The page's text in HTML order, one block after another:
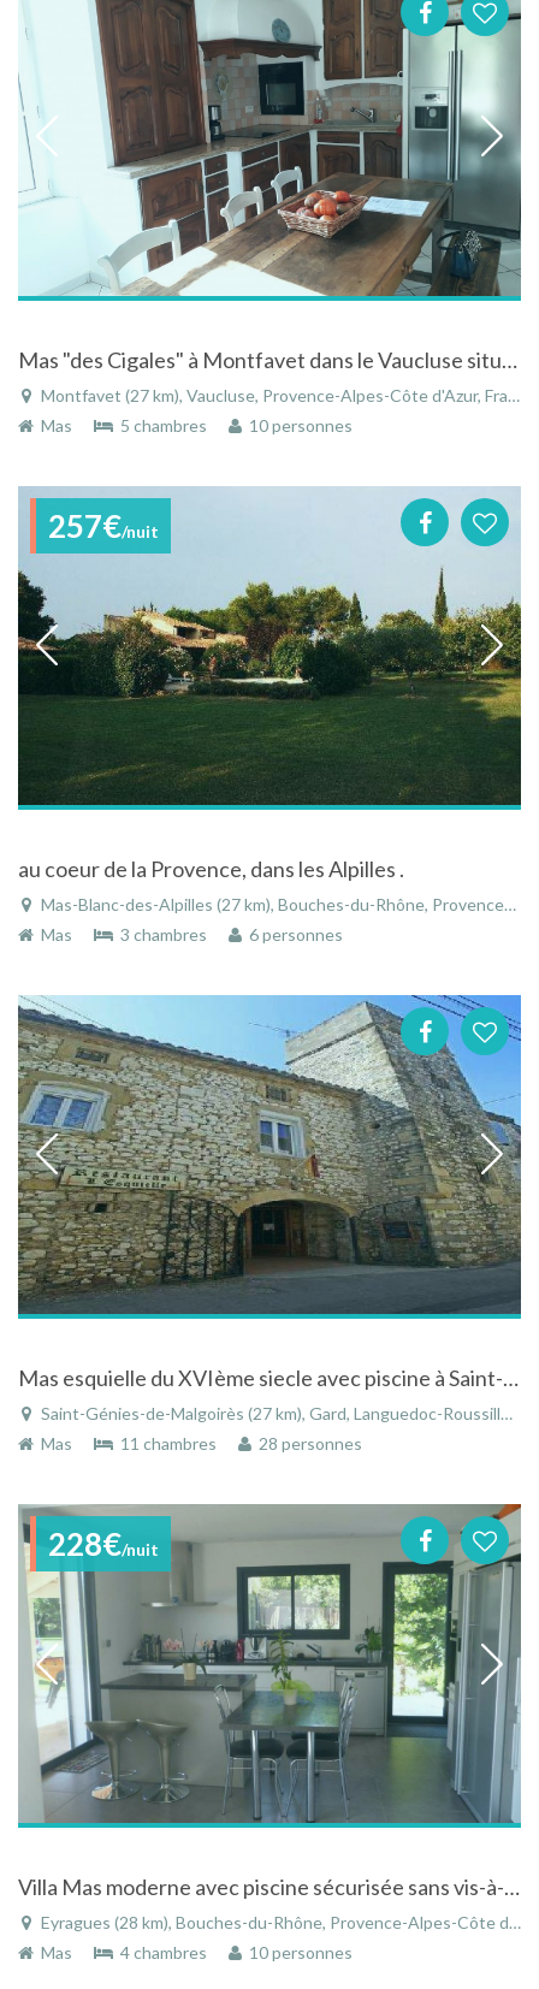
Mas "des Cigales" à Montfavet dans le Vaucluse situé dans la ceinture verte d'Avignon
Montfavet (27 km), Vaucluse, Provence-Alpes-Côte d'Azur, France
Mas
5 chambres 10 personnes
257€/nuit
au coeur de la Provence, dans les Alpilles .
Mas-Blanc-des-Alpilles (27 km), Bouches-du-Rhône, Provence-Alpes-Côte d'Azur, France
Mas
3 chambres 6 personnes
Mas esquielle du XVIème siecle avec piscine à Saint-Geniès-de-Malgoirès
Saint-Génies-de-Malgoirès (27 km), Gard, Languedoc-Roussillon, Occitanie, France
Mas
11 chambres 28 personnes
228€/nuit
Villa Mas moderne avec piscine sécurisée sans vis-à-vis campagne et dans le village, 5mn Saint-Rémy-de-Provence
Eyragues (28 km), Bouches-du-Rhône, Provence-Alpes-Côte d'Azur, France
Mas
4 chambres 10 personnes